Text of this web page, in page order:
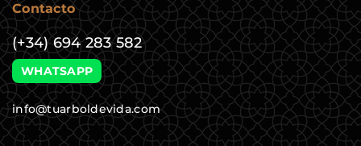
Contacto
(+34) 694 283 582
WHATSAPP
info@tuarboldevida.com